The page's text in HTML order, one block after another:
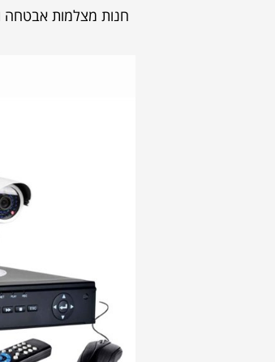
חנות מצלמות אבטחה